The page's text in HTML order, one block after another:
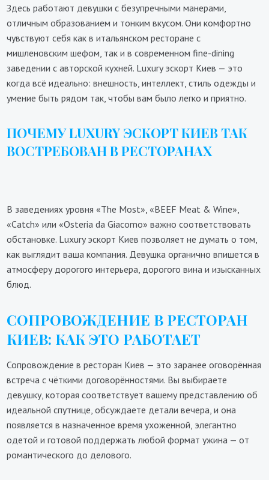
Здесь работают девушки с безупречными манерами,
отличным образованием и тонким вкусом. Они комфортно
чувствуют себя как в итальянском ресторане с
мишленовским шефом, так и в современном fine-dining
заведении с авторской кухней. Luxury эскорт Киев — это
когда всё идеально: внешность, интеллект, стиль одежды и
умение быть рядом так, чтобы вам было легко и приятно.
ПОЧЕМУ LUXURY ЭСКОРТ КИЕВ ТАК
ВОСТРЕБОВАН В РЕСТОРАНАХ
В заведениях уровня «The Most», «BEEF Meat & Wine»,
«Catch» или «Osteria da Giacomo» важно соответствовать
обстановке. Luxury эскорт Киев позволяет не думать о том,
как выглядит ваша компания. Девушка органично впишется в
атмосферу дорогого интерьера, дорогого вина и изысканных
блюд.
СОПРОВОЖДЕНИЕ В РЕСТОРАН
КИЕВ: КАК ЭТО РАБОТАЕТ
Сопровождение в ресторан Киев — это заранее оговорённая
встреча с чёткими договорённостями. Вы выбираете
девушку, которая соответствует вашему представлению об
идеальной спутнице, обсуждаете детали вечера, и она
появляется в назначенное время ухоженной, элегантно
одетой и готовой поддержать любой формат ужина — от
романтического до делового.